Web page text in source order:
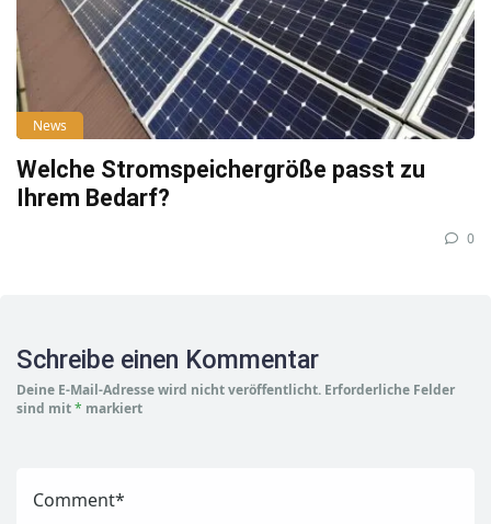
News
Welche Stromspeichergröße passt zu
Ihrem Bedarf?
0
Schreibe einen Kommentar
Deine E-Mail-Adresse wird nicht veröffentlicht. Erforderliche Felder
sind mit* markiert